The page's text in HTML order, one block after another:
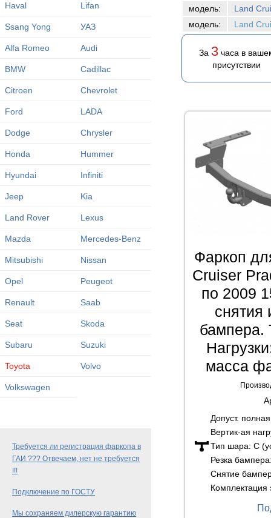
Haval Lifan
Ssang Yong УАЗ
Alfa Romeo Audi
BMW Cadillac
Citroen Chevrolet
Ford LADA
Dodge Chrysler
Honda Hummer
Hyundai Infiniti
Jeep Kia
Land Rover Lexus
Mazda Mercedes-Benz
Mitsubishi Nissan
Opel Peugeot
Renault Saab
Seat Skoda
Subaru Suzuki
Toyota Volvo
Volkswagen
Требуется ли регистрация фаркопа в
ГАИ ??? Отвечаем, нет не требуется
!!!
Подключение по ГОСТУ
Мы сохраняем дилерскую гарантию
модель:
Land
модель:
Land
За 3часа в
присутствии
Фаркоп
Cruiser
по 2009
снятия
бампера.
масса
Допуст.
Вертик-ая
Тип шара: C
Резка
Снятие
Комплектация